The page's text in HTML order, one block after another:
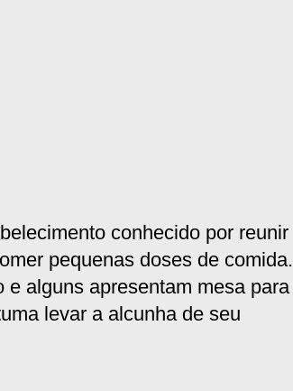
conhecido por reunir
pequenas doses de comida.
alguns apresentam mesa para
levar a alcunha de seu